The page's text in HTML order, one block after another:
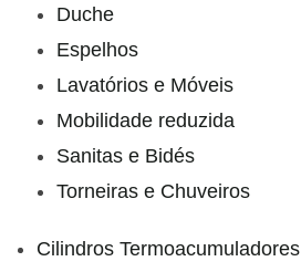
Duche
Espelhos
Lavatórios e Móveis
Mobilidade reduzida
Sanitas e Bidés
Torneiras e Chuveiros
Cilindros Termoacumuladores